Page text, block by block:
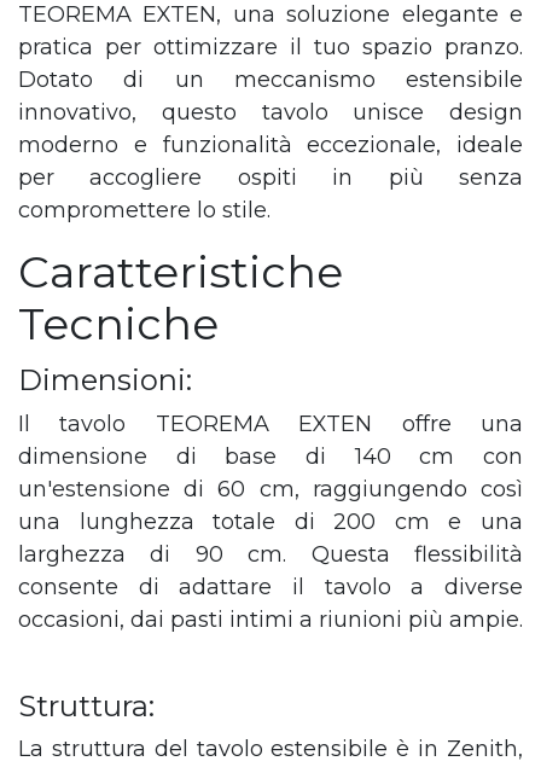
TEOREMA EXTEN, una soluzione elegante e
pratica per ottimizzare il tuo spazio pranzo.
Dotato di un meccanismo estensibile
innovativo, questo tavolo unisce design
moderno e funzionalità eccezionale, ideale
per accogliere ospiti in più senza
compromettere lo stile.
Caratteristiche
Tecniche
Dimensioni:
Il tavolo TEOREMA EXTEN offre una
dimensione di base di 140 cm con
un'estensione di 60 cm, raggiungendo così
una lunghezza totale di 200 cm e una
larghezza di 90 cm. Questa flessibilità
consente di adattare il tavolo a diverse
occasioni, dai pasti intimi a riunioni più ampie.
Struttura:
La struttura del tavolo estensibile è in Zenith,